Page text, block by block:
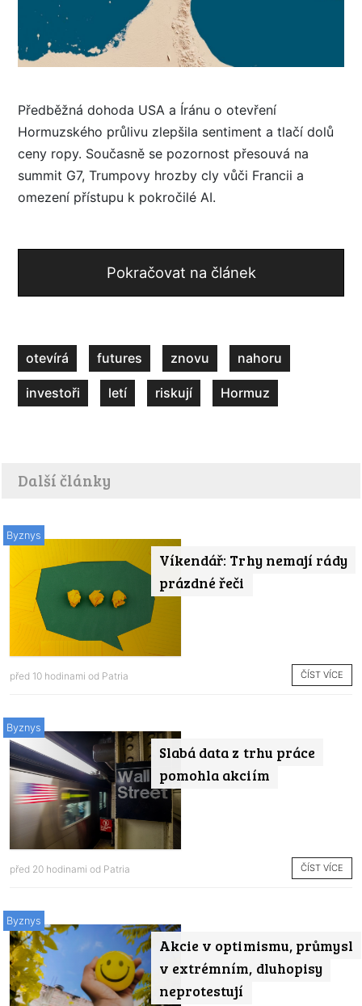
Předběžná dohoda USA a Íránu o otevření
Hormuzského průlivu zlepšila sentiment a tlačí dolů
ceny ropy. Současně se pozornost přesouvá na
summit G7, Trumpovy hrozby cly vůči Francii a
omezení přístupu k pokročilé AI.
Pokračovat na článek
otevírá futures znovu nahoru
investoři letí riskují Hormuz
Další články
Víkendář: Trhy nemají rády
prázdné řeči
Byznys
před 10 hodinami od Patria ČÍST VÍCE
Slabá data z trhu práce
pomohla akciím
Byznys
před 20 hodinami od Patria ČÍST VÍCE
Akcie v optimismu, průmysl
v extrémním, dluhopisy
neprotestují
Byznys